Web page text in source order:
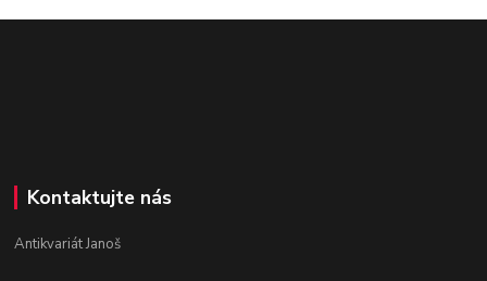
Kontaktujte nás
Antikvariát Janoš